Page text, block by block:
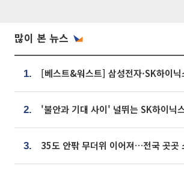
많이 본 뉴스
1.
2.
3.